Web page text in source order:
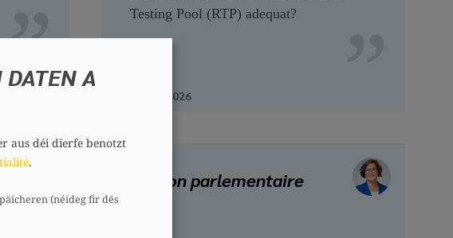
Testing Pool (RTP) adequat?
21 juillet 2026
Question parlementaire
A
aus déi dierfe benotzt
.
(néideg fir dës